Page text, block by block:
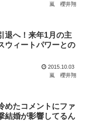
嵐
櫻井翔
退へ！来年1月の主
ウィートパワーとの
2015.10.03
嵐
櫻井翔
めたコメントにファ
結婚が影響してるん